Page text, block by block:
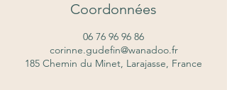
Coordonnées
06 76 96 96 86
corinne.gudefin@wanadoo.fr
185 Chemin du Minet, Larajasse, France